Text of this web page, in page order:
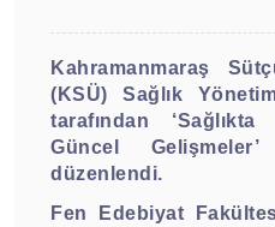
Kahramanmaraş
(KSÜ) Sağlık
tarafından
Güncel
düzenlendi.
Fen Edebiyat